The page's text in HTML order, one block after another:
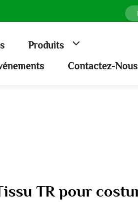
Produits
Contactez-Nous
TR pour